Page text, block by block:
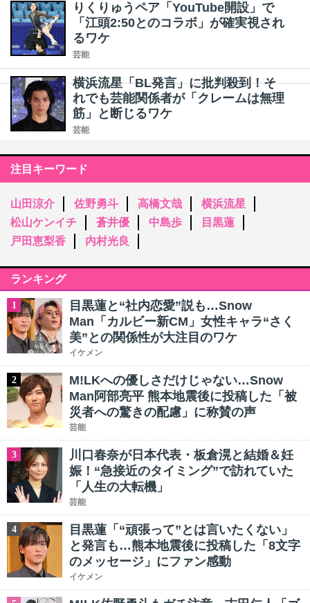
りくりゅうペア「YouTube開設」で
「江頭2:50とのコラボ」が確実視され
るワケ
芸能
横浜流星「BL発言」に批判殺到！そ
れでも芸能関係者が「クレームは無理
筋」と断じるワケ
芸能
注目キーワード
山田涼介 佐野勇斗 高橋文哉
横浜流星
松山ケンイチ
蒼井優 中島歩
目黒蓮
戸田恵梨香
内村光良
ランキング
1
目黒蓮と“社内恋愛”説も…Snow
Man「カルビー新CM」女性キャラ“さく
美”との関係性が大注目のワケ
イケメン
2
M!LKへの優しさだけじゃない…Snow
Man阿部亮平 熊本地震後に投稿した「被
災者への驚きの配慮」に称賛の声
芸能
3
川口春奈が日本代表・板倉滉と結婚＆妊
娠！“急接近のタイミング”で訪れていた
「人生の大転機」
芸能
4
目黒蓮「“頑張って”とは言いたくない」
と発言も…熊本地震後に投稿した「8文字
のメッセージ」にファン感動
イケメン